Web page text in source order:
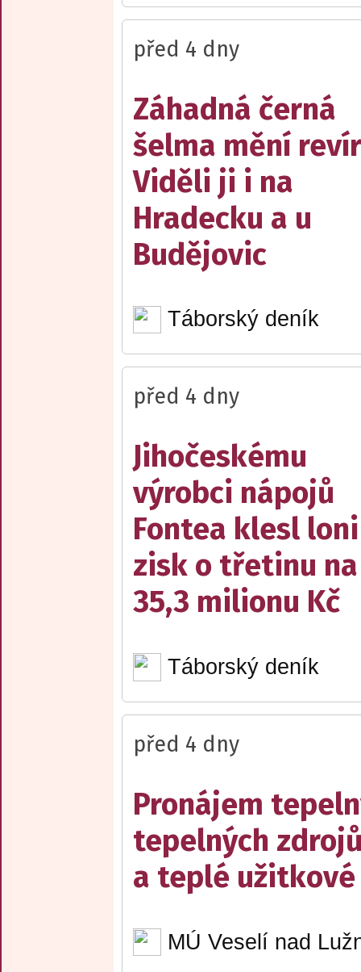
před 4 dny
Záhadná černá
šelma mění
Viděli ji i na
Hradecku a u
Budějovic
Táborský deník
před 4 dny
Jihočeskému
výrobci nápojů
Fontea klesl loni
zisk o třetinu na
35,3 milionu Kč
Táborský deník
před 4 dny
Pronájem
tepelných
a teplé užitkové
MÚ Veselí nad